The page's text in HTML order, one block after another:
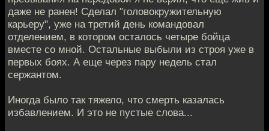
даже не ранен! Сделал "головокружительную
карьеру", уже на третий день командовал
отделением, в котором осталось четыре бойца
вместе со мной. Остальные выбыли из строя уже в
первых боях. А еще через пару недель стал
сержантом.
Иногда было так тяжело, что смерть казалась
избавлением. И это не пустые слова...